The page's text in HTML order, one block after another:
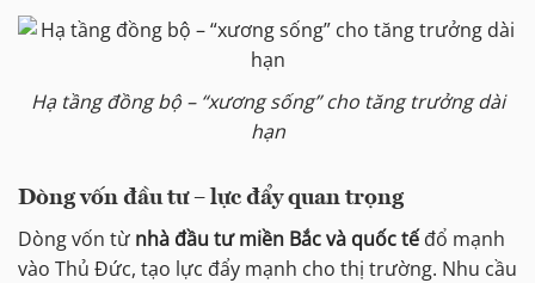
Hạ tầng đồng bộ – “xương sống” cho tăng trưởng dài
hạn
Dòng vốn đầu tư – lực đẩy quan trọng
Dòng vốn từ nhà đầu tư miền Bắc và quốc tế đổ mạnh
vào Thủ Đức, tạo lực đẩy mạnh cho thị trường. Nhu cầu